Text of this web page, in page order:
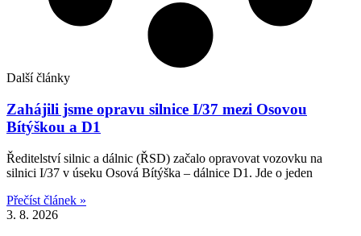
Další články
Zahájili jsme opravu silnice I/37 mezi Osovou
Bítýškou a D1
Ředitelství silnic a dálnic (ŘSD) začalo opravovat vozovku na
silnici I/37 v úseku Osová Bítýška – dálnice D1. Jde o jeden
Přečíst článek »
3. 8. 2026